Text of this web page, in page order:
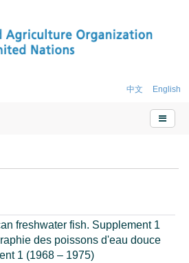
中文 English
freshwater fish. Supplement 1
des poissons d'eau douce
1 (1968 – 1975)